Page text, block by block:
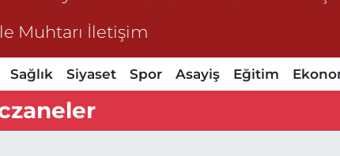
Muhtarı İletişim
Sağlık Siyaset Spor Asayiş Eğitim